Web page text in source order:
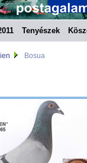
Tenyészek
Bosua